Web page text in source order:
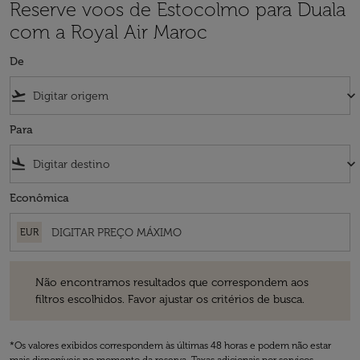
Reserve voos de Estocolmo para Duala
com a Royal Air Maroc
De
flight_takeoff keyboard_arrow_down
Para
flight_land keyboard_arrow_down
Econômica
EUR
Não encontramos resultados que correspondem aos
filtros escolhidos. Favor ajustar os critérios de busca.
*Os valores exibidos correspondem às últimas 48 horas e podem não estar